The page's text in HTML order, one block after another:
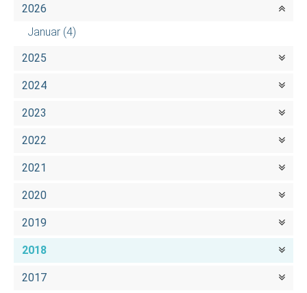
2026
Januar (4)
2025
2024
2023
2022
2021
2020
2019
2018
2017